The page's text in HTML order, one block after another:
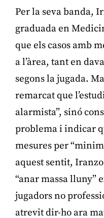
Per la seva banda,
graduada en
que els casos amb
a l’àrea, tant en
segons la jugada.
remarcat que
alarmista”, sinó
problema i indicar
mesures per
aquest sentit,
“anar massa lluny”
jugadors no
atrevit dir-ho ara